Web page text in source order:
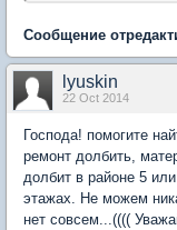
Сообщение
lyuskin
22 Oct 2014
Господа! помогите
ремонт долбить,
долбит в районе 5
этажах. Не можем
нет совсем...((((